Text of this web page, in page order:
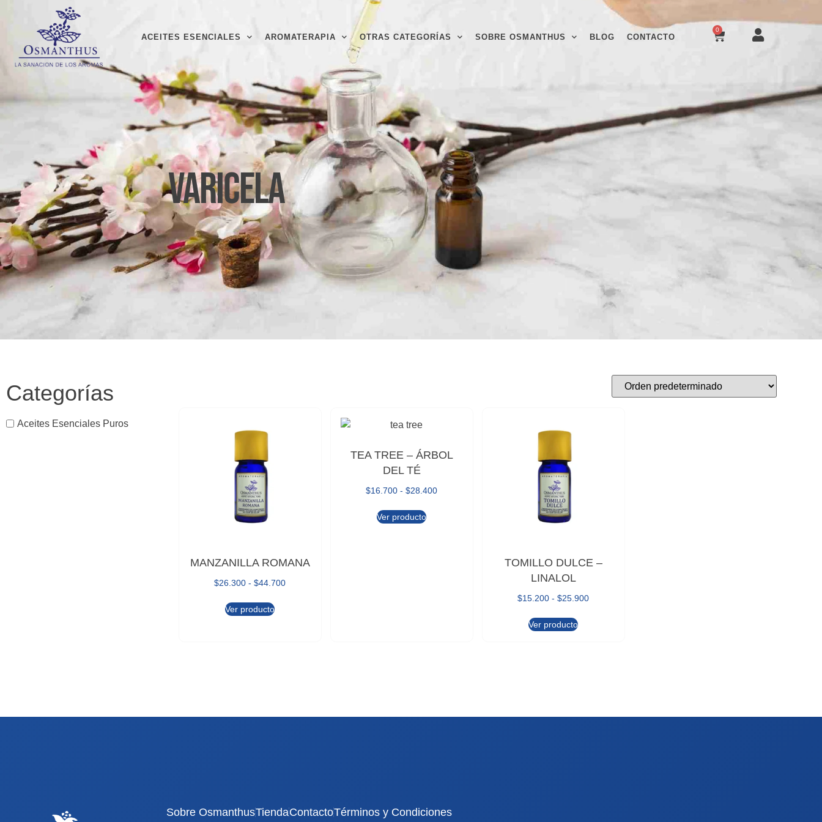
ACEITES ESENCIALES AROMATERAPIA OTRAS CATEGORÍAS SOBRE OSMANTHUS BLOG CONTACTO
0
Varicela
Categorías
Aceites Esenciales Puros
MANZANILLA ROMANA
$26.300 - $44.700
Ver producto
TEA TREE – ÁRBOL
DEL TÉ
$16.700 - $28.400
Ver producto
TOMILLO DULCE –
LINALOL
$15.200 - $25.900
Ver producto
Sobre OsmanthusTiendaContactoTérminos y Condiciones